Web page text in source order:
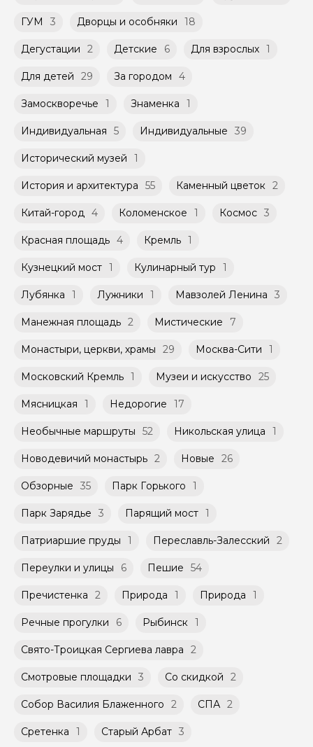
к Оферте Сервиса.
Способы оплаты на сайте: Картой
российского банка можно оплатить любую
ГУМ 3 Дворцы и особняки 18
Дегустации 2 Детские 6 Для взрослых 1
Для детей 29 За городом 4
Замоскворечье 1 Знаменка 1
Индивидуальная 5 Индивидуальные 39
Исторический музей 1
История и архитектура 55 Каменный цветок 2
Китай-город 4 Коломенское 1 Космос 3
Красная площадь 4 Кремль 1
Кузнецкий мост 1 Кулинарный тур 1
Лубянка 1 Лужники 1 Мавзолей Ленина 3
Манежная площадь 2 Мистические 7
Монастыри, церкви, храмы 29 Москва-Сити 1
Московский Кремль 1 Музеи и искусство 25
Мясницкая 1 Недорогие 17
Необычные маршруты 52 Никольская улица 1
Новодевичий монастырь 2 Новые 26
Обзорные 35 Парк Горького 1
Парк Зарядье 3 Парящий мост 1
Патриаршие пруды 1 Переславль-Залесский 2
Переулки и улицы 6 Пешие 54
Пречистенка 2 Природа 1 Природа 1
Речные прогулки 6 Рыбинск 1
Свято-Троицкая Сергиева лавра 2
Смотровые площадки 3 Со скидкой 2
Собор Василия Блаженного 2 СПА 2
Сретенка 1 Старый Арбат 3